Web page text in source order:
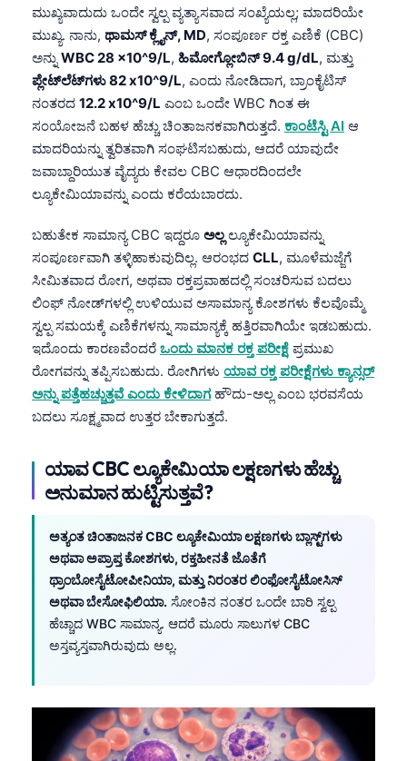
ಮುಖ್ಯವಾದುದು ಒಂದೇ ಸ್ವಲ್ಪ ವ್ಯತ್ಯಾಸವಾದ ಸಂಖ್ಯೆಯಲ್ಲ; ಮಾದರಿಯೇ
ಮುಖ್ಯ. ನಾನು, ಥಾಮಸ್ ಕ್ಲೈನ್, MD, ಸಂಪೂರ್ಣ ರಕ್ತ ಎಣಿಕೆ (CBC)
ಅನ್ನುWBC 28 x10^9/L, ಹಿಮೋಗ್ಲೋಬಿನ್ 9.4 g/dL, ಮತ್ತು
ಪ್ಲೇಟ್‌ಲೆಟ್‌ಗಳು 82 x10^9/L, ಎಂದು ನೋಡಿದಾಗ, ಬ್ರಾಂಕೈಟಿಸ್
ನಂತರದ 12.2 x10^9/L ಎಂಬ ಒಂದೇ WBC ಗಿಂತ ಈ
ಸಂಯೋಜನೆ ಬಹಳ ಹೆಚ್ಚು ಚಿಂತಾಜನಕವಾಗಿರುತ್ತದೆ. ಕಾಂಟೆಸ್ಟಿ AI ಆ
ಮಾದರಿಯನ್ನು ತ್ವರಿತವಾಗಿ ಸಂಘಟಿಸಬಹುದು, ಆದರೆ ಯಾವುದೇ
ಜವಾಬ್ದಾರಿಯುತ ವೈದ್ಯರು ಕೇವಲ CBC ಆಧಾರದಿಂದಲೇ
ಲ್ಯೂಕೇಮಿಯಾವನ್ನು ಎಂದು ಕರೆಯಬಾರದು.
ಬಹುತೇಕ ಸಾಮಾನ್ಯ CBC ಇದ್ದರೂ ಅಲ್ಲ ಲ್ಯೂಕೇಮಿಯಾವನ್ನು
ಸಂಪೂರ್ಣವಾಗಿ ತಳ್ಳಿಹಾಕುವುದಿಲ್ಲ. ಆರಂಭದ CLL, ಮೂಳೆಮಜ್ಜೆಗೆ
ಸೀಮಿತವಾದ ರೋಗ, ಅಥವಾ ರಕ್ತಪ್ರವಾಹದಲ್ಲಿ ಸಂಚರಿಸುವ ಬದಲು
ಲಿಂಫ್ ನೋಡ್‌ಗಳಲ್ಲಿ ಉಳಿಯುವ ಅಸಾಮಾನ್ಯ ಕೋಶಗಳು ಕೆಲವೊಮ್ಮೆ
ಸ್ವಲ್ಪ ಸಮಯಕ್ಕೆ ಎಣಿಕೆಗಳನ್ನು ಸಾಮಾನ್ಯಕ್ಕೆ ಹತ್ತಿರವಾಗಿಯೇ ಇಡಬಹುದು.
ಇದೊಂದು ಕಾರಣವೆಂದರೆ ಒಂದು ಮಾನಕ ರಕ್ತ ಪರೀಕ್ಷೆ ಪ್ರಮುಖ
ರೋಗವನ್ನು ತಪ್ಪಿಸಬಹುದು. ರೋಗಿಗಳು ಯಾವ ರಕ್ತ ಪರೀಕ್ಷೆಗಳು ಕ್ಯಾನ್ಸರ್
ಅನ್ನು ಪತ್ತೆಹಚ್ಚುತ್ತವೆ ಎಂದು ಕೇಳಿದಾಗ ಹೌದು-ಅಲ್ಲ ಎಂಬ ಭರವಸೆಯ
ಬದಲು ಸೂಕ್ಷ್ಮವಾದ ಉತ್ತರ ಬೇಕಾಗುತ್ತದೆ.
ಯಾವ CBC ಲ್ಯೂಕೇಮಿಯಾ ಲಕ್ಷಣಗಳು ಹೆಚ್ಚು
ಅನುಮಾನ ಹುಟ್ಟಿಸುತ್ತವೆ?
ಅತ್ಯಂತ ಚಿಂತಾಜನಕ CBC ಲ್ಯೂಕೇಮಿಯಾ ಲಕ್ಷಣಗಳು ಬ್ಲಾಸ್ಟ್‌ಗಳು
ಅಥವಾ ಅಪ್ರಾಪ್ತ ಕೋಶಗಳು, ರಕ್ತಹೀನತೆ ಜೊತೆಗೆ
ಥ್ರಾಂಬೋಸೈಟೋಪೀನಿಯಾ, ಮತ್ತು ನಿರಂತರ ಲಿಂಫೋಸೈಟೋಸಿಸ್
ಅಥವಾ ಬೇಸೋಫಿಲಿಯಾ. ಸೋಂಕಿನ ನಂತರ ಒಂದೇ ಬಾರಿ ಸ್ವಲ್ಪ
ಹೆಚ್ಚಾದ WBC ಸಾಮಾನ್ಯ. ಆದರೆ ಮೂರು ಸಾಲುಗಳ CBC
ಅಸ್ತವ್ಯಸ್ತವಾಗಿರುವುದು ಅಲ್ಲ.